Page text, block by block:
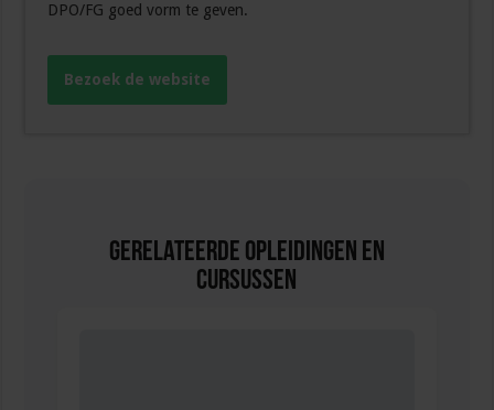
DPO/FG goed vorm te geven.
Bezoek de website
Gerelateerde Opleidingen en
Cursussen